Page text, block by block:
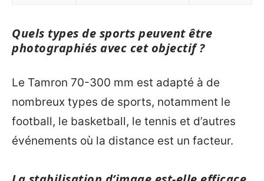
Quels types de sports peuvent être
photographiés avec cet objectif ?
Le Tamron 70-300 mm est adapté à de
nombreux types de sports, notamment le
football, le basketball, le tennis et d’autres
événements où la distance est un facteur.